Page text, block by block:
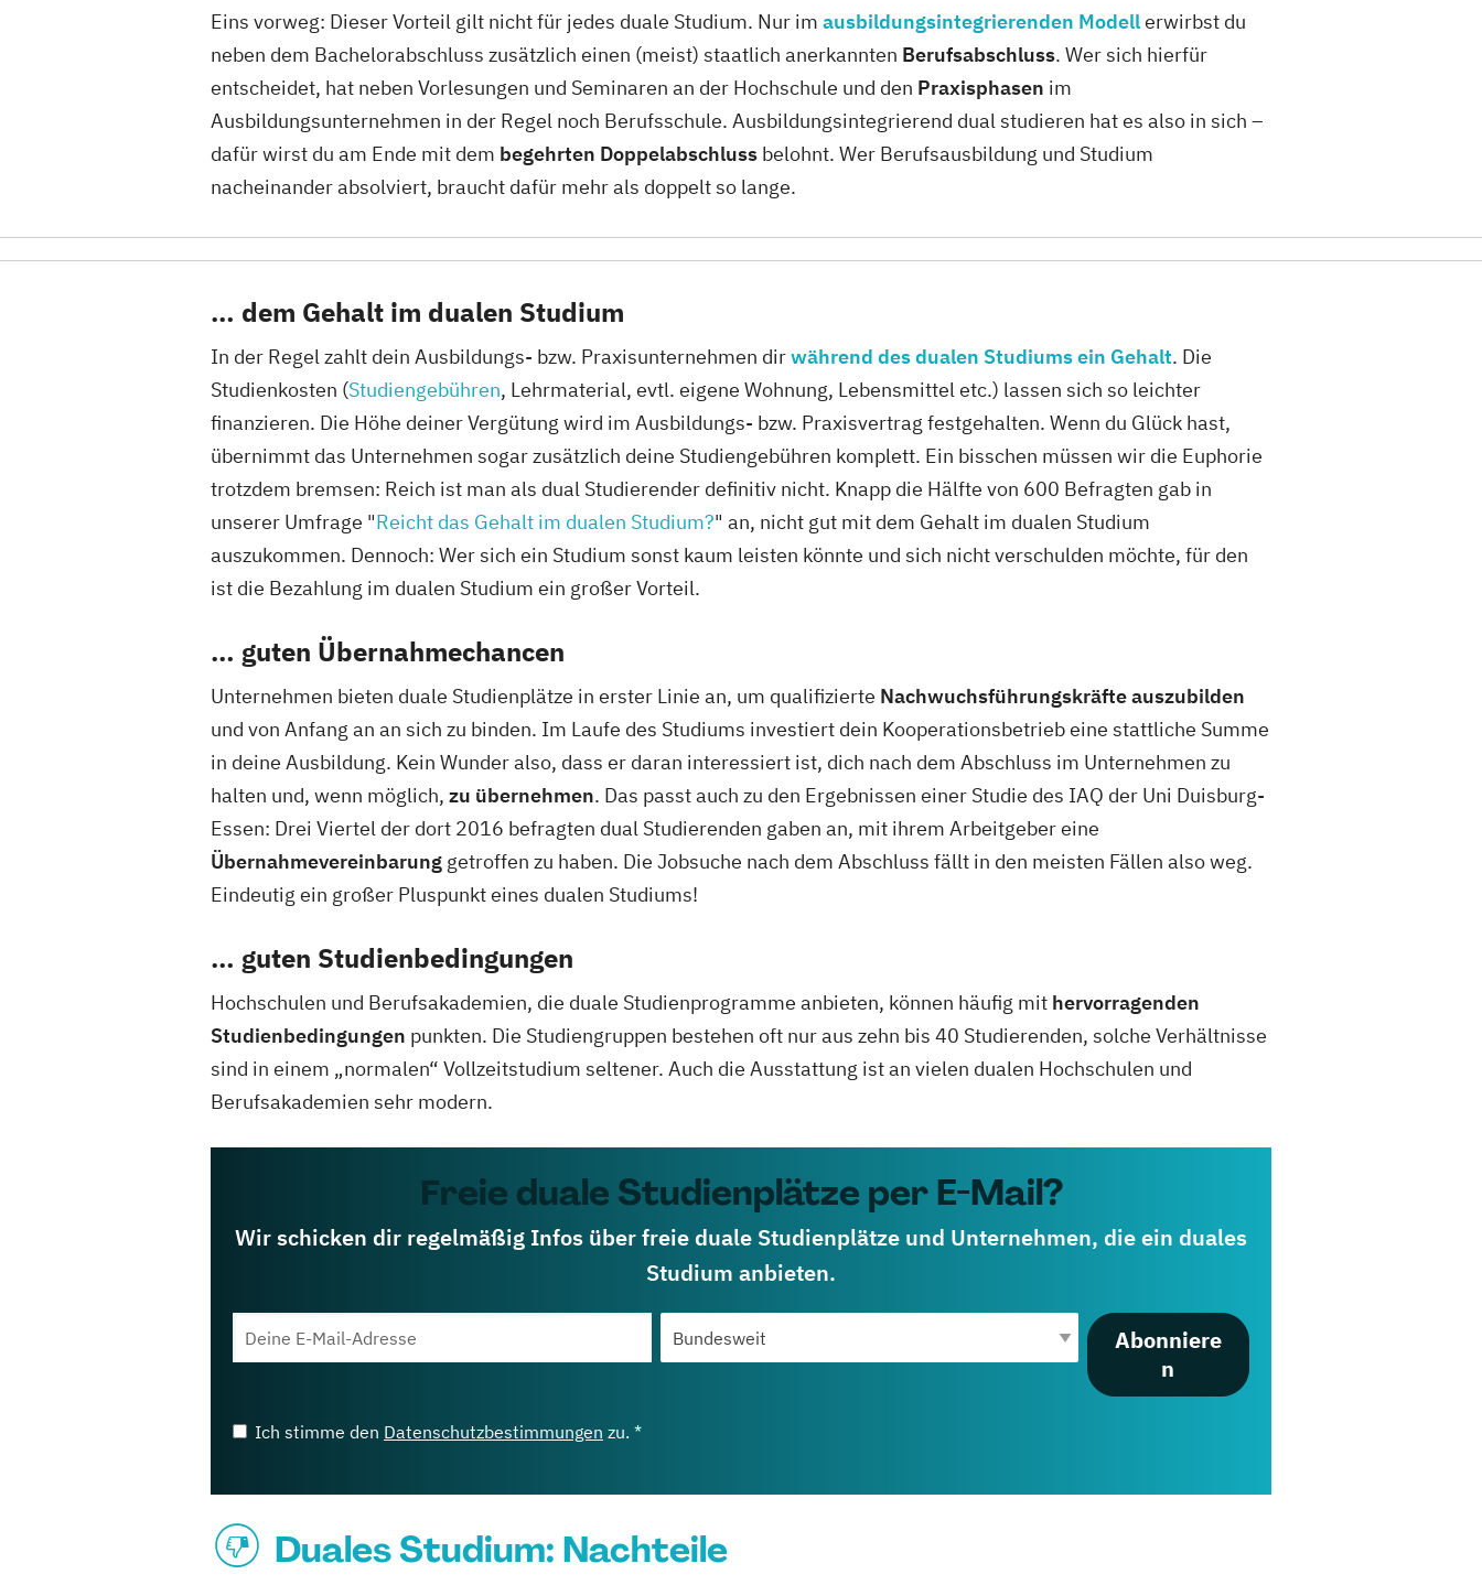
Eins vorweg: Dieser Vorteil gilt nicht für jedes duale Studium. Nur im ausbildungsintegrierenden Modellerwirbst du
neben dem Bachelorabschluss zusätzlich einen (meist) staatlich anerkannten Berufsabschluss. Wer sich hierfür
entscheidet, hat neben Vorlesungen und Seminaren an der Hochschule und den Praxisphasen im
Ausbildungsunternehmen in der Regel noch Berufsschule. Ausbildungsintegrierend dual studieren hat es also in sich –
dafür wirst du am Ende mit dem begehrten Doppelabschluss belohnt. Wer Berufsausbildung und Studium
nacheinander absolviert, braucht dafür mehr als doppelt so lange.
… dem Gehalt im dualen Studium
In der Regel zahlt dein Ausbildungs- bzw. Praxisunternehmen dirwährend des dualen Studiums ein Gehalt. Die
Studienkosten (Studiengebühren, Lehrmaterial, evtl. eigene Wohnung, Lebensmittel etc.) lassen sich so leichter
finanzieren. Die Höhe deiner Vergütung wird im Ausbildungs- bzw. Praxisvertrag festgehalten. Wenn du Glück hast,
übernimmt das Unternehmen sogar zusätzlich deine Studiengebühren komplett. Ein bisschen müssen wir die Euphorie
trotzdem bremsen: Reich ist man als dual Studierender definitiv nicht. Knapp die Hälfte von 600 Befragten gab in
unserer Umfrage "Reicht das Gehalt im dualen Studium?" an, nicht gut mit dem Gehalt im dualen Studium
auszukommen. Dennoch: Wer sich ein Studium sonst kaum leisten könnte und sich nicht verschulden möchte, für den
ist die Bezahlung im dualen Studium ein großer Vorteil.
… guten Übernahmechancen
Unternehmen bieten duale Studienplätze in erster Linie an, um qualifizierte Nachwuchsführungskräfte auszubilden
und von Anfang an an sich zu binden. Im Laufe des Studiums investiert dein Kooperationsbetrieb eine stattliche Summe
in deine Ausbildung. Kein Wunder also, dass er daran interessiert ist, dich nach dem Abschluss im Unternehmen zu
halten und, wenn möglich, zu übernehmen. Das passt auch zu den Ergebnissen einer Studie des IAQ der Uni Duisburg-
Essen: Drei Viertel der dort 2016 befragten dual Studierenden gaben an, mit ihrem Arbeitgeber eine
Übernahmevereinbarung getroffen zu haben. Die Jobsuche nach dem Abschluss fällt in den meisten Fällen also weg.
Eindeutig ein großer Pluspunkt eines dualen Studiums!
… guten Studienbedingungen
Hochschulen und Berufsakademien, die duale Studienprogramme anbieten, können häufig mit hervorragenden
Studienbedingungen punkten. Die Studiengruppen bestehen oft nur aus zehn bis 40 Studierenden, solche Verhältnisse
sind in einem „normalen“ Vollzeitstudium seltener. Auch die Ausstattung ist an vielen dualen Hochschulen und
Berufsakademien sehr modern.
Freie duale Studienplätze per E-Mail?
Wir schicken dir regelmäßig Infos über freie duale Studienplätze und Unternehmen, die ein duales
Studium anbieten.
Abonniere
n
Ich stimme den Datenschutzbestimmungen zu. *
Duales Studium: Nachteile